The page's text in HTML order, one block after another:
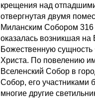
крещения над
отвергнутая двумя
Миланским Собором 316
оказалась возникшая на
Божественную
Христа. По повелению
Вселенский Собор в
Собор, его участниками
многие другие